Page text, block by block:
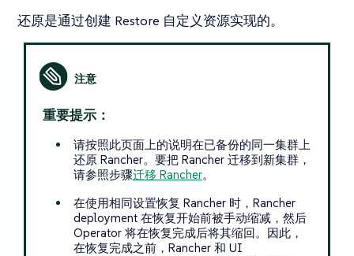
还原是通过创建 Restore 自定义资源实现的。
重要提示：
请按照此页面上的说明在已备份的同一集群上
还原 Rancher。要把 Rancher 迁移到新集群，
请参照步骤迁移 Rancher。
在使用相同设置恢复 Rancher 时，Rancher
deployment 在恢复开始前被手动缩减，然后
Operator 将在恢复完成后将其缩回。因此，
在恢复完成之前，Rancher 和 UI